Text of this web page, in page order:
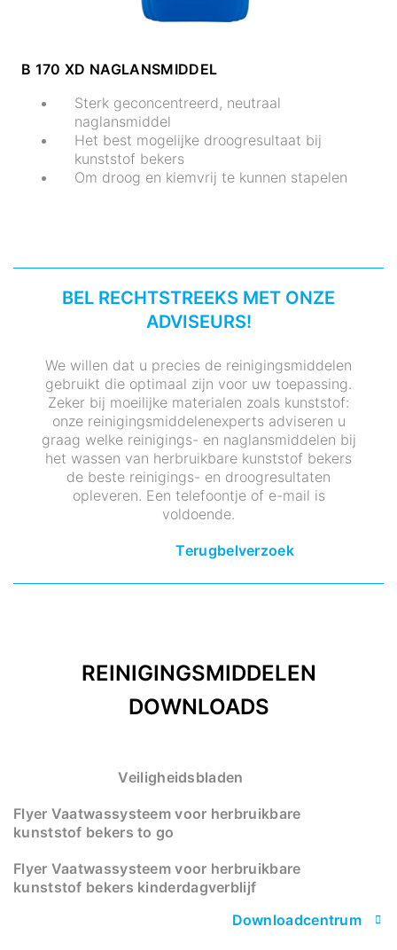
B 170 XD NAGLANSMIDDEL
Sterk geconcentreerd, neutraal
naglansmiddel
Het best mogelijke droogresultaat bij
kunststof bekers
Om droog en kiemvrij te kunnen stapelen
BEL RECHTSTREEKS MET ONZE
ADVISEURS!
We willen dat u precies de reinigingsmiddelen
gebruikt die optimaal zijn voor uw toepassing.
Zeker bij moeilijke materialen zoals kunststof:
onze reinigingsmiddelenexperts adviseren u
graag welke reinigings- en naglansmiddelen bij
het wassen van herbruikbare kunststof bekers
de beste reinigings- en droogresultaten
opleveren. Een telefoontje of e-mail is
voldoende.
Terugbelverzoek
REINIGINGSMIDDELEN
DOWNLOADS
Veiligheidsbladen
Flyer Vaatwassysteem voor herbruikbare
kunststof bekers to go
Flyer Vaatwassysteem voor herbruikbare
kunststof bekers kinderdagverblijf
Downloadcentrum